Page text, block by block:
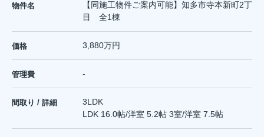
物件名
【同施工物件ご案内可能】知多市寺本新町2丁
目 全1棟
価格 3,880万円
管理費 -
間取り / 詳細
3LDK
LDK 16.0帖/洋室 5.2帖 3室/洋室 7.5帖